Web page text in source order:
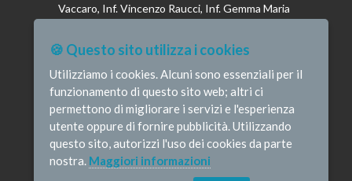
Vaccaro, Inf. Vincenzo Raucci, Inf. Gemma Maria
Altavilla, Inf. Stefano Barone , Inf. Donato Cosi,
Inf. Romina Iannuzzi, Inf. Fausta Pileri
© Infermieristicamente - e-mail:
redazione@infermieristicamente.it
🍪 Questo sito utilizza i cookies
Utilizziamo i cookies. Alcuni sono essenziali per il
funzionamento di questo sito web; altri ci
permettono di migliorare i servizi e l'esperienza
utente oppure di fornire pubblicità. Utilizzando
questo sito, autorizzi l'uso dei cookies da parte
nostra. Maggiori informazioni